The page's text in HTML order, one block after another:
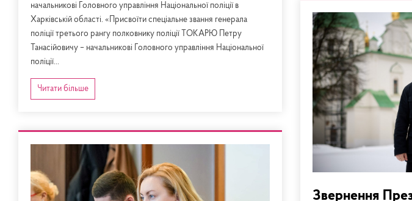
начальникові Головного управління Національної поліції в
Харківській області. ​«Присвоїти спеціальне звання генерала
поліції третього рангу полковнику поліції ТОКАРЮ Петру
Танасійовичу – начальникові Головного управління Національної
поліції...
Читати більше
Звернення